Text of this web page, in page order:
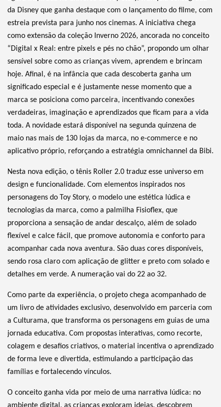
da Disney que ganha destaque com o lançamento do filme, com
estreia prevista para junho nos cinemas. A iniciativa chega
como extensão da coleção Inverno 2026, ancorada no conceito
“Digital x Real: entre pixels e pés no chão”, propondo um olhar
sensível sobre como as crianças vivem, aprendem e brincam
hoje. Afinal, é na infância que cada descoberta ganha um
significado especial e é justamente nesse momento que a
marca se posiciona como parceira, incentivando conexões
verdadeiras, imaginação e aprendizados que ficam para a vida
toda. A novidade estará disponível na segunda quinzena de
maio nas mais de 130 lojas da marca, no e-commerce e no
aplicativo próprio, reforçando a estratégia omnichannel da Bibi.
Nesta nova edição, o tênis Roller 2.0 traduz esse universo em
design e funcionalidade. Com elementos inspirados nos
personagens do Toy Story, o modelo une estética lúdica e
tecnologias da marca, como a palmilha Fisioflex, que
proporciona a sensação de andar descalço, além de solado
flexível e calce fácil, que promove autonomia e conforto para
acompanhar cada nova aventura. São duas cores disponíveis,
sendo rosa claro com aplicação de glitter e preto com solado e
detalhes em verde. A numeração vai do 22 ao 32.
Como parte da experiência, o projeto chega acompanhado de
um livro de atividades exclusivo, desenvolvido em parceria com
a Culturama, que transforma os personagens em guias de uma
jornada educativa. Com propostas interativas, como recorte,
colagem e desafios criativos, o material incentiva o aprendizado
de forma leve e divertida, estimulando a participação das
famílias e fortalecendo vínculos.
O conceito ganha vida por meio de uma narrativa lúdica: no